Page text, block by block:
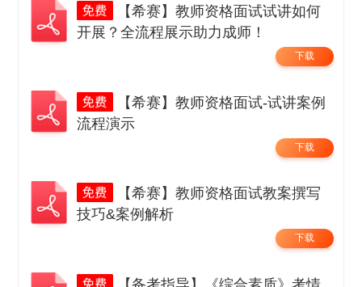
【希赛】教师资格面试试讲如何
开展？全流程展示助力成师！
下载
【希赛】教师资格面试-试讲案例
流程演示
下载
【希赛】教师资格面试教案撰写
技巧&案例解析
下载